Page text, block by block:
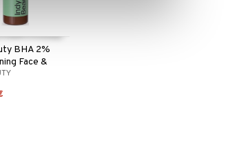
BHA 2%
Face &